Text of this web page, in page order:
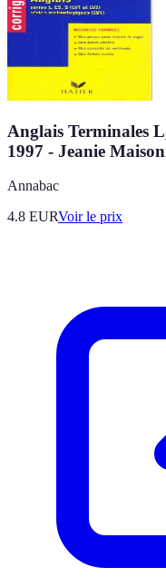
Anglais Terminales
1997 - Jeanie
Annabac
4.8 EURVoir le prix